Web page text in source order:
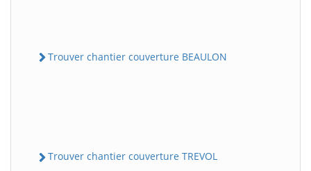
Trouver chantier couverture BEAULON
Trouver chantier couverture TREVOL